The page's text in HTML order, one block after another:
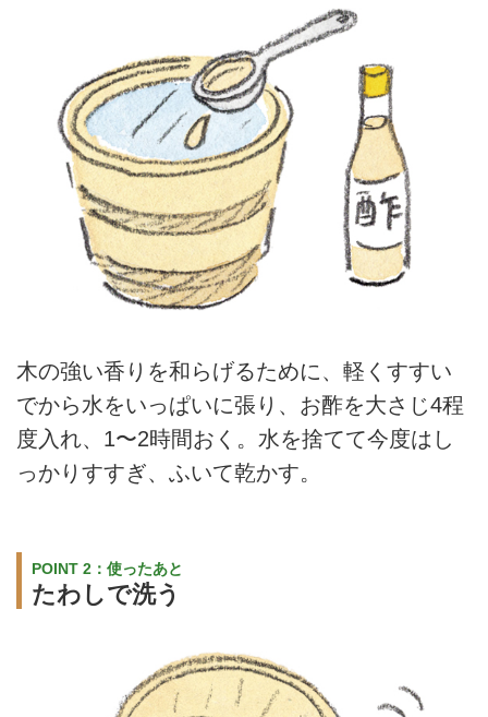
木の強い香りを和らげるために、軽くすすい
でから水をいっぱいに張り、お酢を大さじ4程
度入れ、1〜2時間おく。水を捨てて今度はし
っかりすすぎ、ふいて乾かす。
POINT 2：使ったあと
たわしで洗う